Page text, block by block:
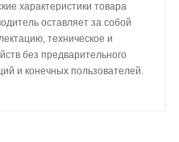
характеристики товара
оставляет за собой
техническое и
без предварительного
и конечных пользователей.